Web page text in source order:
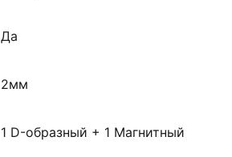
Да
2мм
1 D-образный + 1 Магнитный